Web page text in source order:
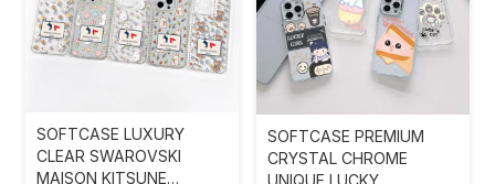
SOFTCASE LUXURY
CLEAR SWAROVSKI
MAISON KITSUNE
SOFTCASE PREMIUM
CRYSTAL CHROME
UNIQUE LUCKY